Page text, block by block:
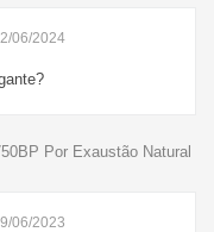
06/2024
Por Exaustão Natural
06/2023